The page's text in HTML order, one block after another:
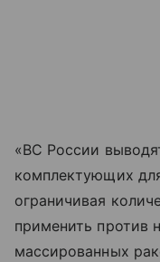
«ВС России
комплектующих
ограничивая
применить против
массированных